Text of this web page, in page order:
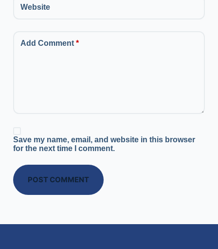
Website
Add Comment*
Save my name, email, and website in this browser
for the next time I comment.
POST COMMENT